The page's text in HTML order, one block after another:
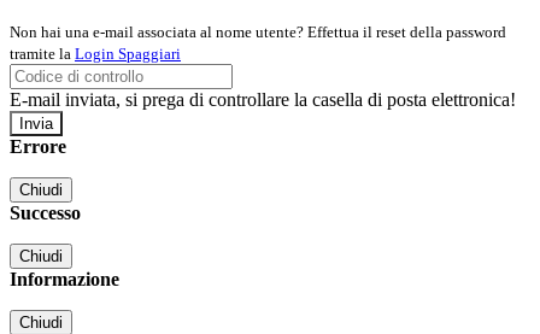
Non hai una e-mail associata al nome utente? Effettua il reset della password
tramite la Login Spaggiari
E-mail inviata, si prega di controllare la casella di posta elettronica!
Errore
Chiudi
Successo
Chiudi
Informazione
Chiudi